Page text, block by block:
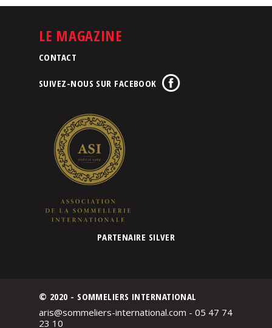
LE MAGAZINE
CONTACT
SUIVEZ-NOUS SUR FACEBOOK
PARTENAIRE SILVER
© 2020 - SOMMELIERS INTERNATIONAL
aris@sommeliers-international.com - 05 47 74
23 10